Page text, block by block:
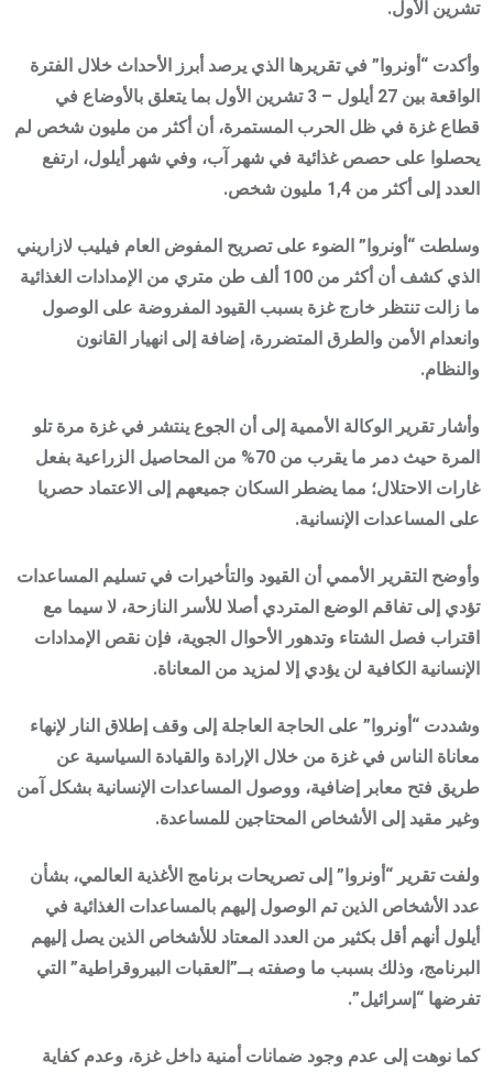
تشرين الأول.
وأكدت “أونروا” في تقريرها الذي يرصد أبرز الأحداث خلال الفترة
الواقعة بين 27 أيلول – 3 تشرين الأول بما يتعلق بالأوضاع في
قطاع غزة في ظل الحرب المستمرة، أن أكثر من مليون شخص لم
يحصلوا على حصص غذائية في شهر آب، وفي شهر أيلول، ارتفع
العدد إلى أكثر من 1,4 مليون شخص.
وسلطت “أونروا” الضوء على تصريح المفوض العام فيليب لازاريني
الذي كشف أن أكثر من 100 ألف طن متري من الإمدادات الغذائية
ما زالت تنتظر خارج غزة بسبب القيود المفروضة على الوصول
وانعدام الأمن والطرق المتضررة، إضافة إلى انهيار القانون
والنظام.
وأشار تقرير الوكالة الأممية إلى أن الجوع ينتشر في غزة مرة تلو
المرة حيث دمر ما يقرب من 70% من المحاصيل الزراعية بفعل
غارات الاحتلال؛ مما يضطر السكان جميعهم إلى الاعتماد حصريا
على المساعدات الإنسانية.
وأوضح التقرير الأممي أن القيود والتأخيرات في تسليم المساعدات
تؤدي إلى تفاقم الوضع المتردي أصلا للأسر النازحة، لا سيما مع
اقتراب فصل الشتاء وتدهور الأحوال الجوية، فإن نقص الإمدادات
الإنسانية الكافية لن يؤدي إلا لمزيد من المعاناة.
وشددت “أونروا” على الحاجة العاجلة إلى وقف إطلاق النار لإنهاء
معاناة الناس في غزة من خلال الإرادة والقيادة السياسية عن
طريق فتح معابر إضافية، ووصول المساعدات الإنسانية بشكل آمن
وغير مقيد إلى الأشخاص المحتاجين للمساعدة.
ولفت تقرير “أونروا” إلى تصريحات برنامج الأغذية العالمي، بشأن
عدد الأشخاص الذين تم الوصول إليهم بالمساعدات الغذائية في
أيلول أنهم أقل بكثير من العدد المعتاد للأشخاص الذين يصل إليهم
البرنامج، وذلك بسبب ما وصفته بــ”العقبات البيروقراطية” التي
تفرضها “إسرائيل”.
كما نوهت إلى عدم وجود ضمانات أمنية داخل غزة، وعدم كفاية